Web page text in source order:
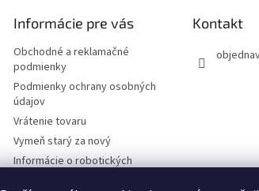
Informácie pre vás
Obchodné a reklamačné
podmienky
Podmienky ochrany osobných
údajov
Vrátenie tovaru
Vymeň starý za nový
Informácie o robotických
Kontakt